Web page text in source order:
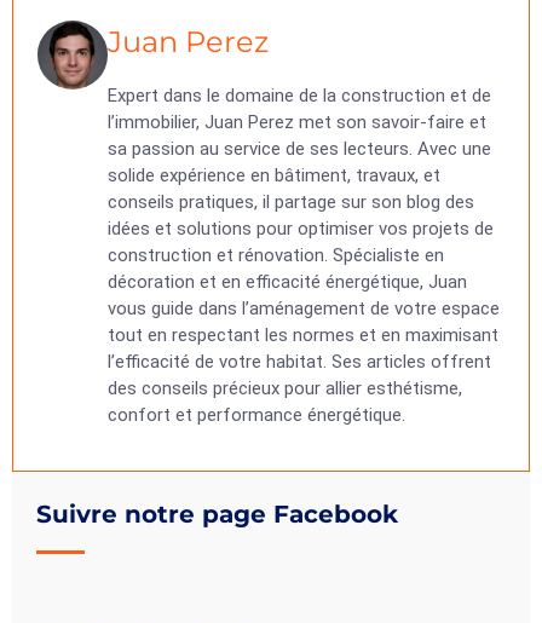
Suivre notre page Facebook
Juan Perez
Expert dans le domaine de la construction et de
l’immobilier, Juan Perez met son savoir-faire et
sa passion au service de ses lecteurs. Avec une
solide expérience en bâtiment, travaux, et
conseils pratiques, il partage sur son blog des
idées et solutions pour optimiser vos projets de
construction et rénovation. Spécialiste en
décoration et en efficacité énergétique, Juan
vous guide dans l’aménagement de votre espace
tout en respectant les normes et en maximisant
l’efficacité de votre habitat. Ses articles offrent
des conseils précieux pour allier esthétisme,
confort et performance énergétique.